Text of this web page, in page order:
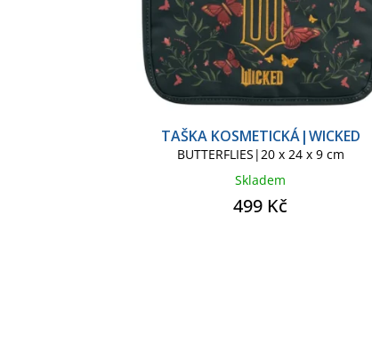
TAŠKA KOSMETICKÁ|WICKED
BUTTERFLIES|20 x 24 x 9 cm
Skladem
499 Kč